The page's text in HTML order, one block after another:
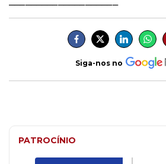
Siga-nos no
PATROCÍNIO